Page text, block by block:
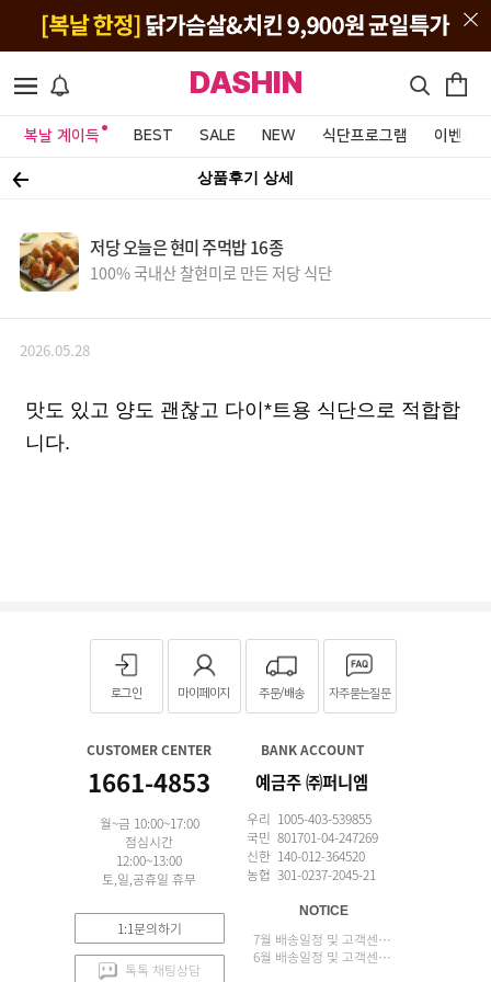
DASHIN
복날 계이득 BEST SALE NEW 식단프로그램 이벤트&
상품후기 상세
저당 오늘은 현미 주먹밥 16종
100% 국내산 찰현미로 만든 저당 식단
2026.05.28
맛도 있고 양도 괜찮고 다이*트용 식단으로 적합합
니다.
로그인 마이페이지 주문/배송 자주묻는질문
CUSTOMER CENTER
1661-4853
월~금 10:00~17:00
점심시간
12:00~13:00
토,일,공휴일 휴무
1:1문의하기
톡톡 채팅상담
BANK ACCOUNT
예금주 ㈜퍼니엠
우리 1005-403-539855
국민 801701-04-247269
신한 140-012-364520
농협 301-0237-2045-21
NOTICE
7월 배송일정 및 고객센터 업무 안내
6월 배송일정 및 고객센터 업무 안내